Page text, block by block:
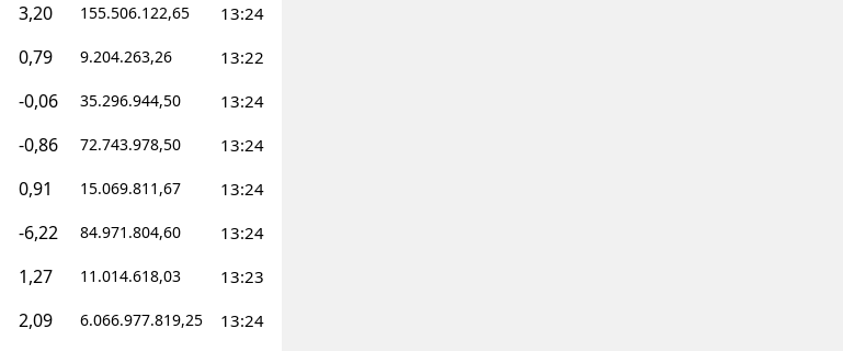
3,20 155.506.122,65 13:24
0,79 9.204.263,26 13:22
-0,06 35.296.944,50 13:24
-0,86 72.743.978,50 13:24
0,91 15.069.811,67 13:24
-6,22 84.971.804,60 13:24
1,27 11.014.618,03 13:23
2,09 6.066.977.819,25 13:24